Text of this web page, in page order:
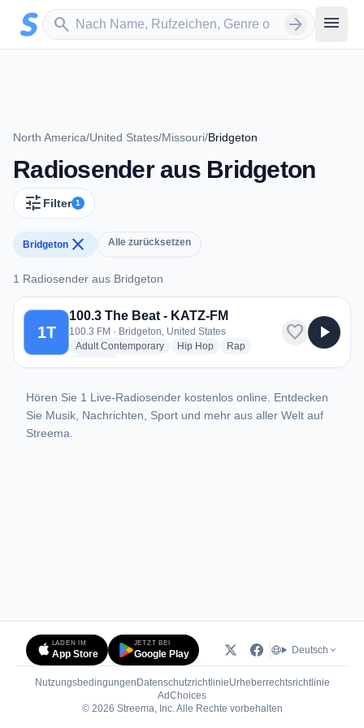
Zum Hauptinhalt springen
search
Sender suchen arrow_forward menu
North America/United States/Missouri/Bridgeton
Radiosender aus Bridgeton
tune Filter 1
Bridgeton close Alle zurücksetzen
1 Radiosender aus Bridgeton
1 Radiosender aus Bridgeton
1T
100.3 The Beat - KATZ-FM
100.3 FM · Bridgeton, United States
Adult Contemporaryradio stations
Hip Hopradio stations
Rapradio stations
favorite play_arrow
Hören Sie 1 Live-Radiosender kostenlos online. Entdecken
Sie Musik, Nachrichten, Sport und mehr aus aller Welt auf
Streema.
LADEN IM
App Store
JETZT BEI
Google Play Deutsch
Nutzungsbedingungen DatenschutzrichtlinieUrheberrechtsrichtlinie
AdChoices(öffnet in neuem Tab)
© 2026 Streema, Inc. Alle Rechte vorbehalten